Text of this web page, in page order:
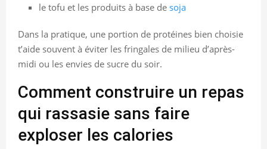
le tofu et les produits à base de soja
Dans la pratique, une portion de protéines bien choisie
t’aide souvent à éviter les fringales de milieu d’après-
midi ou les envies de sucre du soir.
Comment construire un repas
qui rassasie sans faire
exploser les calories